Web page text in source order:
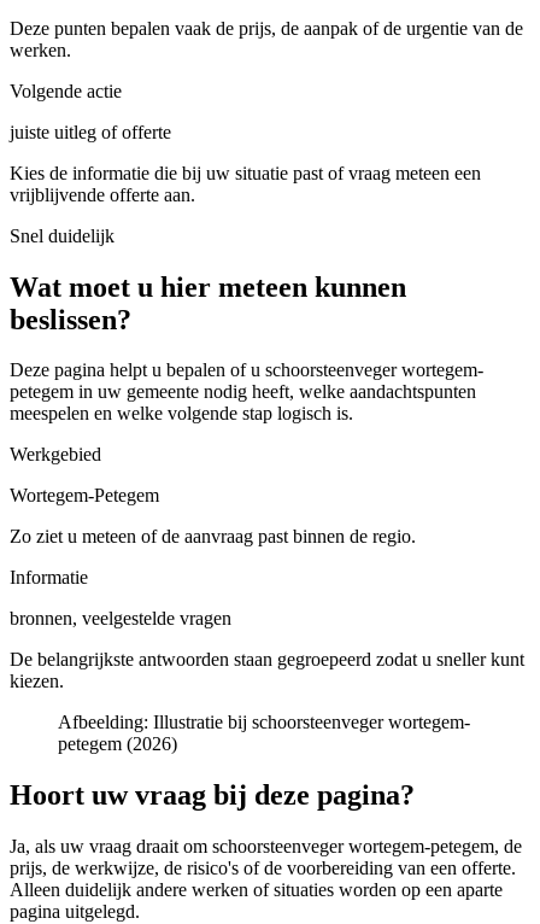
Deze punten bepalen vaak de prijs, de aanpak of de urgentie van de
werken.
Volgende actie
juiste uitleg of offerte
Kies de informatie die bij uw situatie past of vraag meteen een
vrijblijvende offerte aan.
Snel duidelijk
Wat moet u hier meteen kunnen
beslissen?
Deze pagina helpt u bepalen of u schoorsteenveger wortegem-
petegem in uw gemeente nodig heeft, welke aandachtspunten
meespelen en welke volgende stap logisch is.
Werkgebied
Wortegem-Petegem
Zo ziet u meteen of de aanvraag past binnen de regio.
Informatie
bronnen, veelgestelde vragen
De belangrijkste antwoorden staan gegroepeerd zodat u sneller kunt
kiezen.
Afbeelding: Illustratie bij schoorsteenveger wortegem-
petegem (2026)
Hoort uw vraag bij deze pagina?
Ja, als uw vraag draait om schoorsteenveger wortegem-petegem, de
prijs, de werkwijze, de risico's of de voorbereiding van een offerte.
Alleen duidelijk andere werken of situaties worden op een aparte
pagina uitgelegd.